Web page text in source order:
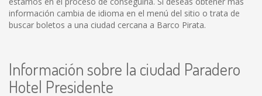
información cambia de idioma en el menú del sitio o trata de
buscar boletos a una ciudad cercana a Barco Pirata.
Información sobre la ciudad Paradero
Hotel Presidente